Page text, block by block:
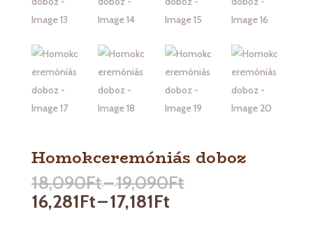
Homokceremóniás doboz
18,090Ft–19,090FtÁrtartomány:
16,281Ft–17,181FtÁrtartomány: